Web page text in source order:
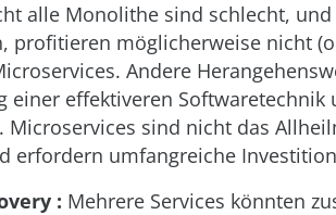
alle Monolithe sind schlecht,
profitieren möglicherweise nicht
Andere
einer effektiveren Softwaretechnik
Microservices sind nicht das
erfordern umfangreiche
: Mehrere Services könnten